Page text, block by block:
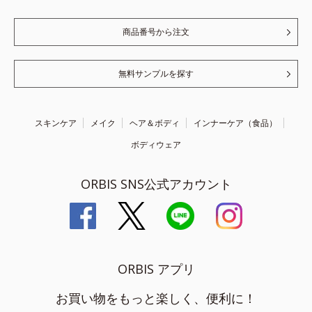
商品番号から注文
無料サンプルを探す
スキンケア メイク ヘア＆ボディ
インナーケア（食品）
ボディウェア
ORBIS SNS公式アカウント
ORBIS アプリ
お買い物をもっと楽しく、便利に！